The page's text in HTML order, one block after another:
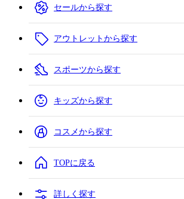
セールから探す
アウトレットから探す
スポーツから探す
キッズから探す
コスメから探す
TOPに戻る
詳しく探す